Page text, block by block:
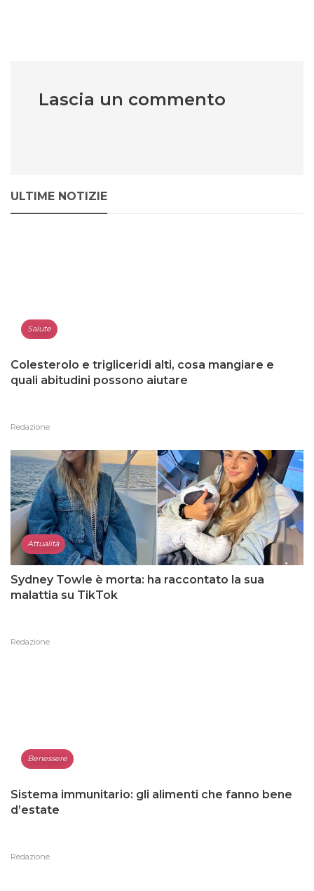
Lascia un commento
ULTIME NOTIZIE
Salute
Colesterolo e trigliceridi alti, cosa mangiare e
quali abitudini possono aiutare
Redazione
Attualità
Sydney Towle è morta: ha raccontato la sua
malattia su TikTok
Redazione
Benessere
Sistema immunitario: gli alimenti che fanno bene
d’estate
Redazione